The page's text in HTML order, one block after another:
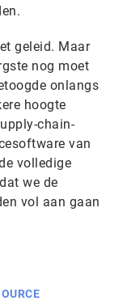
geleid. Maar
nog moet
onlangs
hoogte
chain-
van
volledige
we de
vol aan gaan